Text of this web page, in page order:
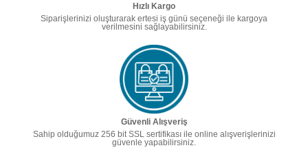
Hızlı Kargo
Siparişlerinizi oluşturarak ertesi iş günü seçeneği ile kargoya
verilmesini sağlayabilirsiniz.
Güvenli Alışveriş
Sahip olduğumuz 256 bit SSL sertifikası ile online alışverişlerinizi
güvenle yapabilirsiniz.